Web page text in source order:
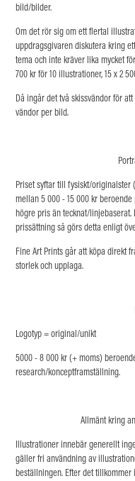
bild/bilder.
Om det rör sig om ett flertal
uppdragsgivaren diskutera kring
tema och inte kräver lika mycket
700 kr för 10 illustrationer, 15 x 2
Då ingår det två skissvändor för
vändor per bild.
Priset syftar till fysiskt/
mellan 5 000 - 15 000 kr
högre pris än tecknat/
prissättning så görs detta enligt
Fine Art Prints går att köpa direkt
storlek och upplaga.
Logotyp = original/unikt
5000 - 8 000 kr (+ moms)
research/konceptframställning.
Allmänt kring
Illustrationer innebär generellt
gäller fri användning av
beställningen. Efter det